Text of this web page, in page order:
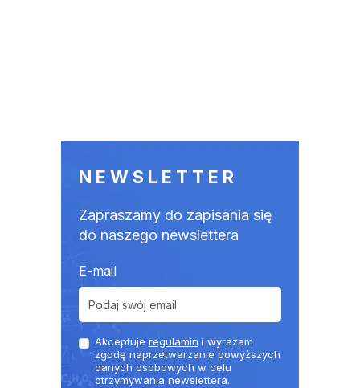
NEWSLETTER
Zapraszamy do zapisania się
do naszego newslettera
E-mail
Akceptuje regulamin i wyrażam
zgodę naprzetwarzanie powyższych
danych osobowych w celu
otrzymywania newslettera.